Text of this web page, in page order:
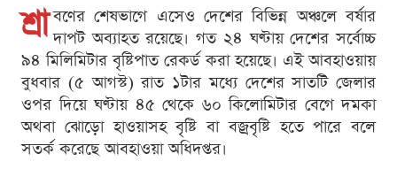
শ্রা বণের শেষভাগে এসেও দেশের বিভিন্ন অঞ্চলে বর্ষার
দাপট অব্যাহত রয়েছে। গত ২৪ ঘণ্টায় দেশের সর্বোচ্চ
৯৪ মিলিমিটার বৃষ্টিপাত রেকর্ড করা হয়েছে। এই আবহাওয়ায়
বুধবার (৫ আগস্ট) রাত ১টার মধ্যে দেশের সাতটি জেলার
ওপর দিয়ে ঘণ্টায় ৪৫ থেকে ৬০ কিলোমিটার বেগে দমকা
অথবা ঝোড়ো হাওয়াসহ বৃষ্টি বা বজ্রবৃষ্টি হতে পারে বলে
সতর্ক করেছে আবহাওয়া অধিদপ্তর।